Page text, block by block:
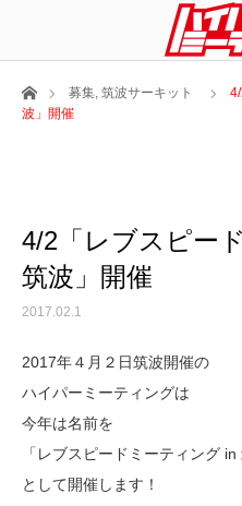
ホーム募集, 筑波サーキット
波」開催
4/2「レブスピー
筑波」開催
2017.02.1
2017年４月２日筑波開催の
ハイパーミーティングは
今年は名前を
「レブスピードミーティング
として開催します！